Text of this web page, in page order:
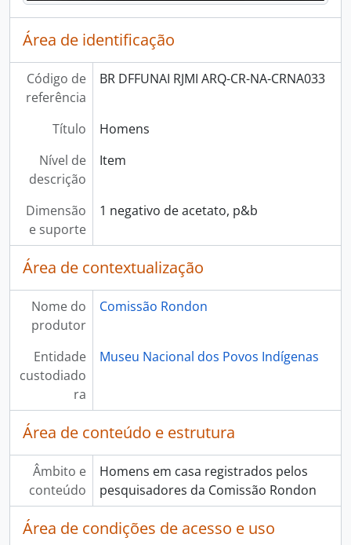
Área de identificação
Código de
referência
BR DFFUNAI RJMI ARQ-CR-NA-CRNA033
Título
Homens
Nível de
descrição
Item
Dimensão
e suporte
1 negativo de acetato, p&b
Área de contextualização
Nome do
produtor
Comissão Rondon
Entidade
custodiado
ra
Museu Nacional dos Povos Indígenas
Área de conteúdo e estrutura
Âmbito e
conteúdo
Homens em casa registrados pelos
pesquisadores da Comissão Rondon
Área de condições de acesso e uso